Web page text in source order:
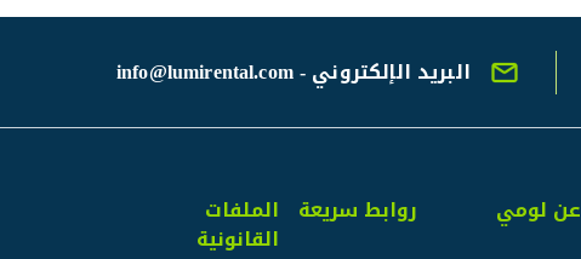
البريد الإلكتروني - info@lumirental.com
عن لومي
روابط سريعة الملفات
القانونية